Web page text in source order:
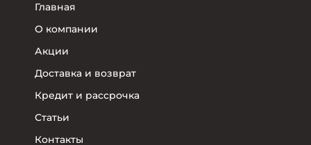
Главная
О компании
Акции
Доставка и возврат
Кредит и рассрочка
Статьи
Контакты